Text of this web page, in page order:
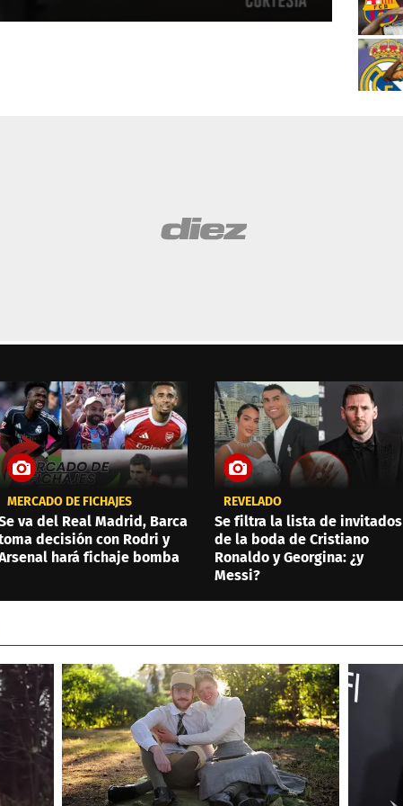
MERCADO DE FICHAJES
va del Real Madrid, Barca
decisión con Rodri y
hará fichaje bomba
REVELADO
Se filtra la lista de invitados
de la boda de Cristiano
Ronaldo y Georgina: ¿y
Messi?